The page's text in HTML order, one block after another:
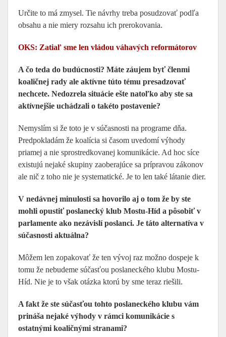
Určite to má zmysel. Tie návrhy treba posudzovať podľa
obsahu a nie miery rozsahu ich prerokovania.
OKS: Zatiaľ sme len vládou váhavých reformátorov
A čo teda do budúcnosti? Máte záujem byť členmi
koaličnej rady ale aktívne túto tému presadzovať
nechcete. Nedozrela situácie ešte natoľko aby ste sa
aktívnejšie uchádzali o takéto postavenie?
Nemyslím si že toto je v súčasnosti na programe dňa.
Predpokladám že koalícia si časom uvedomí výhody
priamej a nie sprostredkovanej komunikácie. Ad hoc síce
existujú nejaké skupiny zaoberajúce sa prípravou zákonov
ale nič z toho nie je systematické. Je to len také látanie dier.
V nedávnej minulosti sa hovorilo aj o tom že by ste
mohli opustiť poslanecký klub Mostu-Híd a pôsobiť v
parlamente ako nezávislí poslanci. Je táto alternatíva v
súčasnosti aktuálna?
Môžem len zopakovať že ten vývoj raz možno dospeje k
tomu že nebudeme súčasťou poslaneckého klubu Mostu-
Híd. Nie je to však otázka ktorú by sme teraz riešili.
A fakt že ste súčasťou tohto poslaneckého klubu vám
prináša nejaké výhody v rámci komunikácie s
ostatnými koaličnými stranami?